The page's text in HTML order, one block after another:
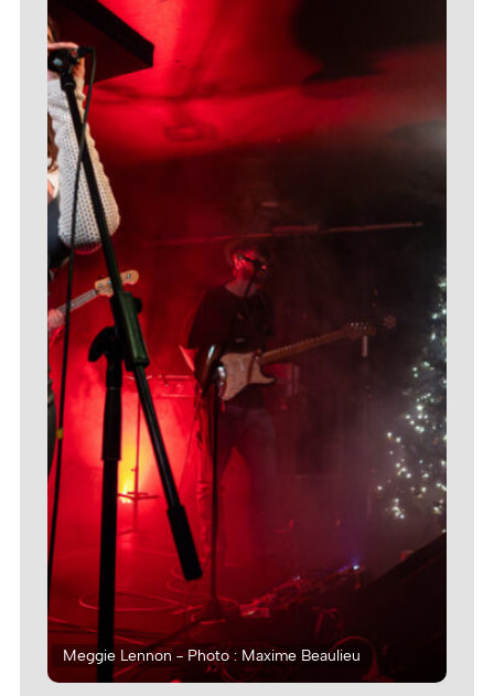
Meggie Lennon - Photo : Maxime Beaulieu